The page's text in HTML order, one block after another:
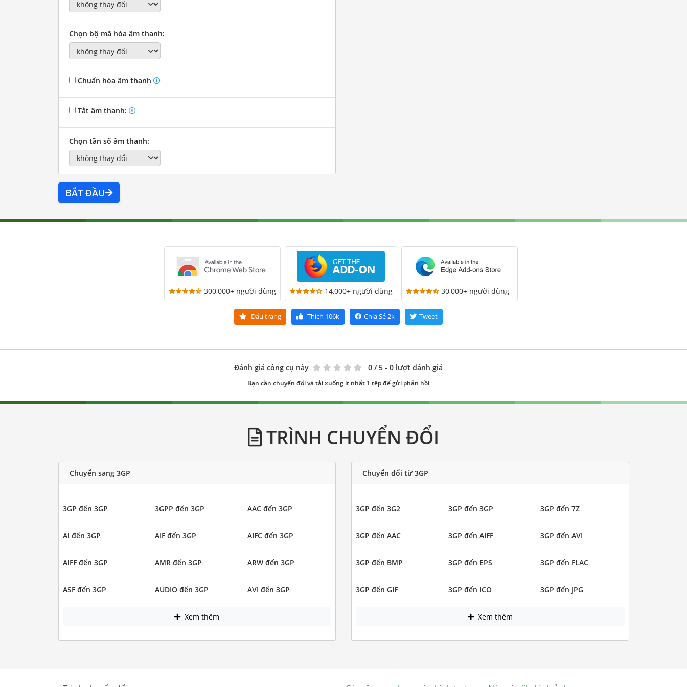
Chọn bộ mã hóa âm thanh:
Chuẩn hóa âm thanh
Tắt âm thanh:
Chọn tần số âm thanh:
BẮT ĐẦU
300,000+ người dùng 14,000+ người dùng 30,000+ người dùng
Dấu trang Thích 106k Chia Sẻ2k Tweet
Đánh giá công cụ này 0 / 5 - 0 lượt đánh giá
Bạn cần chuyển đổi và tải xuống ít nhất 1 tệp để gửi phản hồi
TRÌNH CHUYỂN ĐỔI
Chuyển sang 3GP
3GP đến 3GP 3GPP đến 3GP AAC đến 3GP
AI đến 3GP AIF đến 3GP AIFC đến 3GP
AIFF đến 3GP AMR đến 3GP ARW đến 3GP
ASF đến 3GP AUDIO đến 3GP AVI đến 3GP
Xem thêm
Chuyển đổi từ 3GP
3GP đến 3G2 3GP đến 3GP 3GP đến 7Z
3GP đến AAC 3GP đến AIFF 3GP đến AVI
3GP đến BMP 3GP đến EPS 3GP đến FLAC
3GP đến GIF 3GP đến ICO 3GP đến JPG
Xem thêm